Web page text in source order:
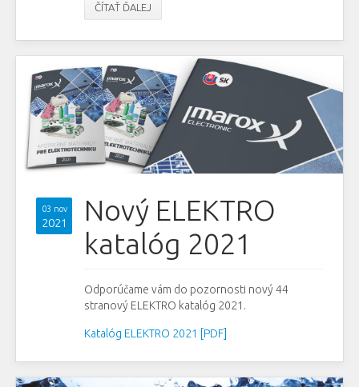
ČÍTAŤ ĎALEJ
03 nov
2021
Nový ELEKTRO
katalóg 2021
Odporúčame vám do pozornosti nový 44
stranový ELEKTRO katalóg 2021.
Katalóg ELEKTRO 2021 [PDF]